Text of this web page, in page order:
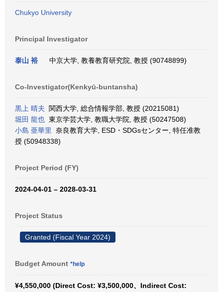
Chukyo University
Principal Investigator
泰山 裕 中京大学, 教養教育研究院, 教授 (90748899)
Co-Investigator(Kenkyū-buntansha)
黒上 晴夫 関西大学, 総合情報学部, 教授 (20215081)
堀田 龍也 東京学芸大学, 教職大学院, 教授 (50247508)
小島 亜華里
奈良教育大学, ESD・SDGsセンター, 特任准教
授 (50948338)
Project Period (FY)
2024-04-01 – 2028-03-31
Project Status
Granted (Fiscal Year 2024)
Budget Amount *help
¥4,550,000 (Direct Cost: ¥3,500,000、Indirect Cost: